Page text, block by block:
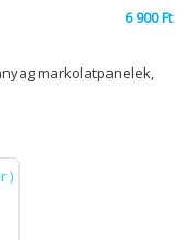
6 900Ft
markolatpanelek,
)